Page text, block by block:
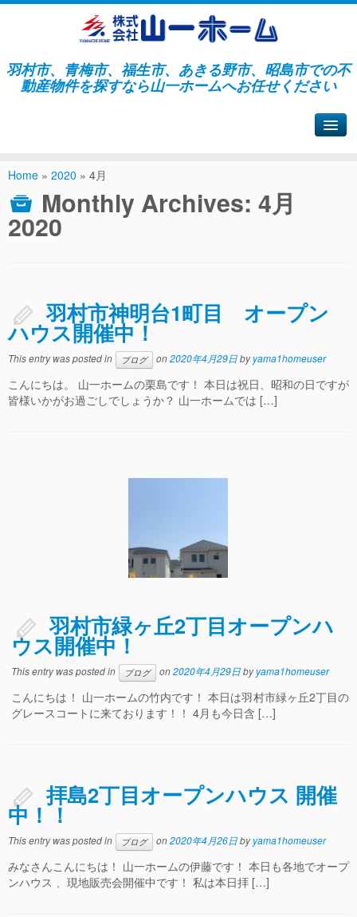
羽村市、青梅市、福生市、あきる野市、昭島市での不
動産物件を探すなら山一ホームへお任せください
Home » 2020 » 4月
Monthly Archives: 4月
2020
羽村市神明台1町目 オープン
ハウス開催中！
This entry was posted in ブログ on2020年4月29日byyama1homeuser
こんにちは。 山一ホームの栗島です！ 本日は祝日、昭和の日ですが
皆様いかがお過ごしでしょうか？ 山一ホームでは […]
羽村市緑ヶ丘2丁目オープンハ
ウス開催中！
This entry was posted in ブログ on2020年4月29日byyama1homeuser
こんにちは！ 山一ホームの竹内です！ 本日は羽村市緑ヶ丘2丁目の
グレースコートに来ております！！ 4月も今日含 […]
拝島2丁目オープンハウス 開催
中！！
This entry was posted in ブログ on2020年4月26日byyama1homeuser
みなさんこんにちは！ 山一ホームの伊藤です！ 本日も各地でオープ
ンハウス 、現地販売会開催中です！ 私は本日拝 […]